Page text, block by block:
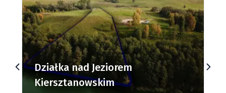
Działki budowlane nad Jeziorem
Dąbrowa Mała